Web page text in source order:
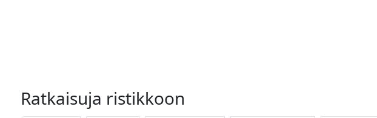
Ratkaisuja ristikkoon